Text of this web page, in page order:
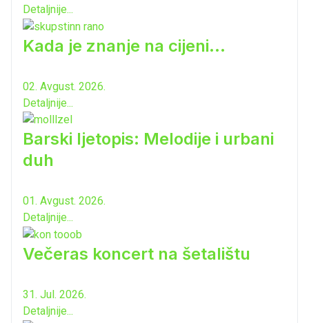
Detaljnije...
Kada je znanje na cijeni...
02. Avgust. 2026.
Detaljnije...
Barski ljetopis: Melodije i urbani
duh
01. Avgust. 2026.
Detaljnije...
Večeras koncert na šetalištu
31. Jul. 2026.
Detaljnije...